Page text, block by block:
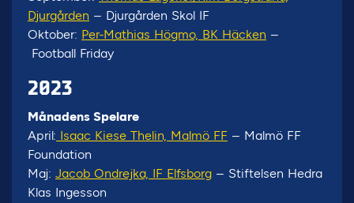
Djurgården – Djurgården Skol IF
Oktober: Per-Mathias Högmo, BK Häcken –
Football Friday
2023
Månadens Spelare
April: Isaac Kiese Thelin, Malmö FF – Malmö FF
Foundation
Maj: Jacob Ondrejka, IF Elfsborg – Stiftelsen Hedra
Klas Ingesson